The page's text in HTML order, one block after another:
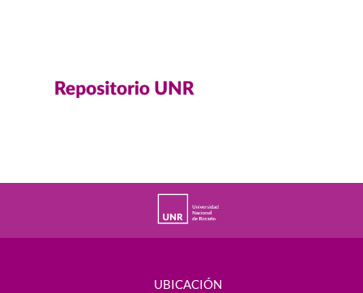
UBICACIÓN